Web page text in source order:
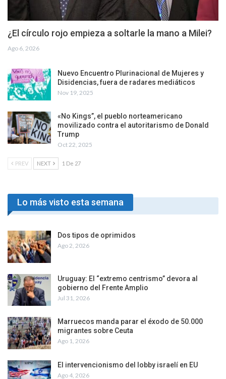
¿El círculo rojo empieza a soltarle la mano a Milei?
Ago 6, 2026
Nuevo Encuentro Plurinacional de Mujeres y
Disidencias, fuera de radares mediáticos
Nov 19, 2025
«No Kings”, el pueblo norteamericano
movilizado contra el autoritarismo de Donald
Trump
Oct 22, 2025
PREV NEXT 1 De 27
Lo más visto esta semana
Dos tipos de oprimidos
Ago 2, 2026
Uruguay: El “extremo centrismo” devora al
gobierno del Frente Amplio
Jul 31, 2026
Marruecos manda parar el éxodo de 50.000
migrantes sobre Ceuta
Ago 1, 2026
El intervencionismo del lobby israelí en EU
Ago 4, 2026